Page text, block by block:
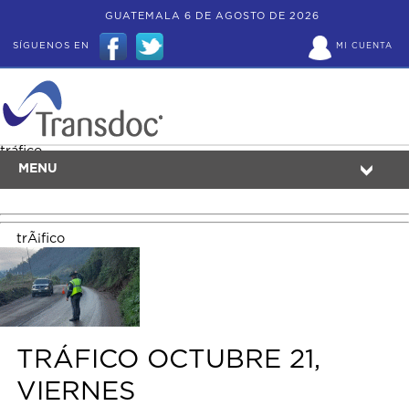
GUATEMALA 6 DE AGOSTO DE 2026
MI CUENTA
SÍGUENOS EN
MENU
tráfico
trÃ¡fico
TRÁFICO OCTUBRE 21,
VIERNES